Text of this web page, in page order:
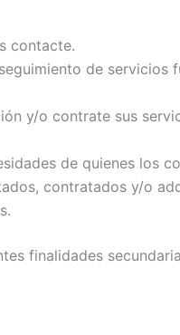
contacte.
de servicios
y/o contrate sus
de quienes los
contratados y/o
finalidades